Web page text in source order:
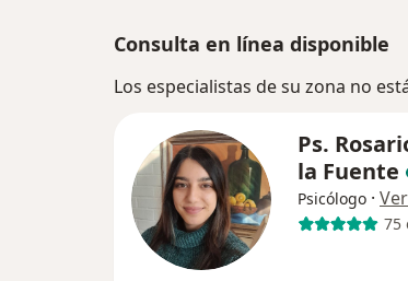
Consulta en línea disponible
Los especialistas de su zona no
Ps.
la Fuente
Psicólogo ·
75